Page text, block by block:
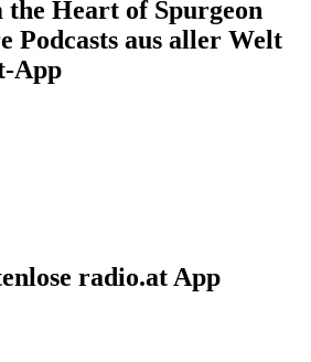
the Heart of Spurgeon
Podcasts aus aller Welt
App
radio.at App